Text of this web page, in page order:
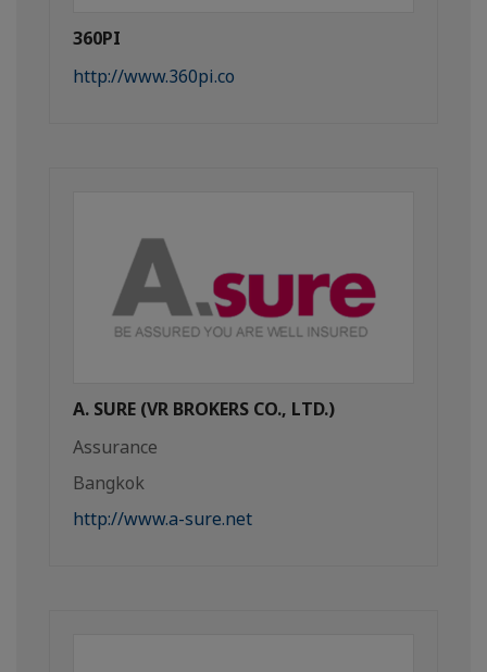
360PI
http://www.360pi.co
A. SURE (VR BROKERS CO., LTD.)
Assurance
Bangkok
http://www.a-sure.net